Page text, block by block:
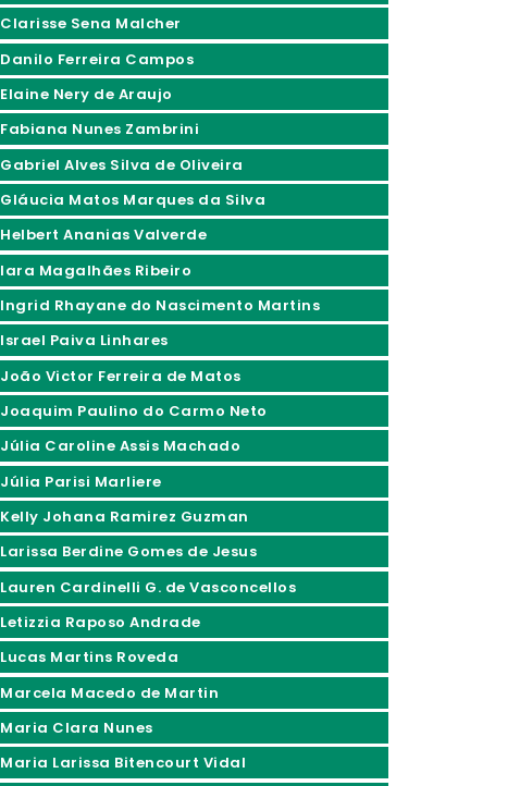
Clarisse Sena Malcher
Danilo Ferreira Campos
Elaine Nery de Araujo
Fabiana Nunes Zambrini
Gabriel Alves Silva de Oliveira
Gláucia Matos Marques da Silva
Helbert Ananias Valverde
Iara Magalhães Ribeiro
Ingrid Rhayane do Nascimento Martins
Israel Paiva Linhares
João Victor Ferreira de Matos
Joaquim Paulino do Carmo Neto
Júlia Caroline Assis Machado
Júlia Parisi Marliere
Kelly Johana Ramirez Guzman
Larissa Berdine Gomes de Jesus
Lauren Cardinelli G. de Vasconcellos
Letizzia Raposo Andrade
Lucas Martins Roveda
Marcela Macedo de Martin
Maria Clara Nunes
Maria Larissa Bitencourt Vidal